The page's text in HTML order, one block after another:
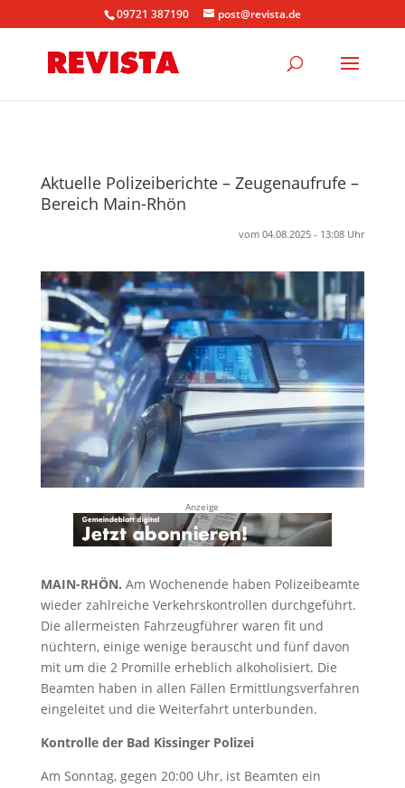
09721 387190 post@revista.de
Aktuelle Polizeiberichte – Zeugenaufrufe –
Bereich Main-Rhön
vom 04.08.2025 - 13:08 Uhr
Anzeige
MAIN-RHÖN. Am Wochenende haben Polizeibeamte
wieder zahlreiche Verkehrskontrollen durchgeführt.
Die allermeisten Fahrzeugführer waren fit und
nüchtern, einige wenige berauscht und fünf davon
mit um die 2 Promille erheblich alkoholisiert. Die
Beamten haben in allen Fällen Ermittlungsverfahren
eingeleitet und die Weiterfahrt unterbunden.
Kontrolle der Bad Kissinger Polizei
Am Sonntag, gegen 20:00 Uhr, ist Beamten ein